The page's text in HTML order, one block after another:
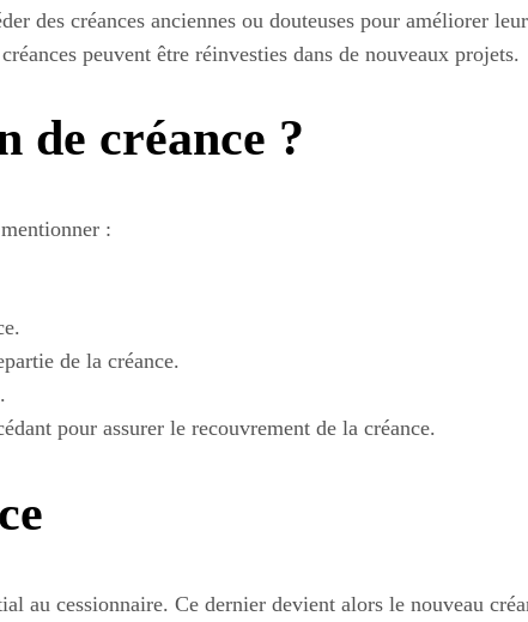
des créances anciennes ou douteuses pour améliorer
peuvent être réinvesties dans de nouveaux projets.
de créance ?
:
de la créance.
pour assurer le recouvrement de la créance.
au cessionnaire. Ce dernier devient alors le nouveau